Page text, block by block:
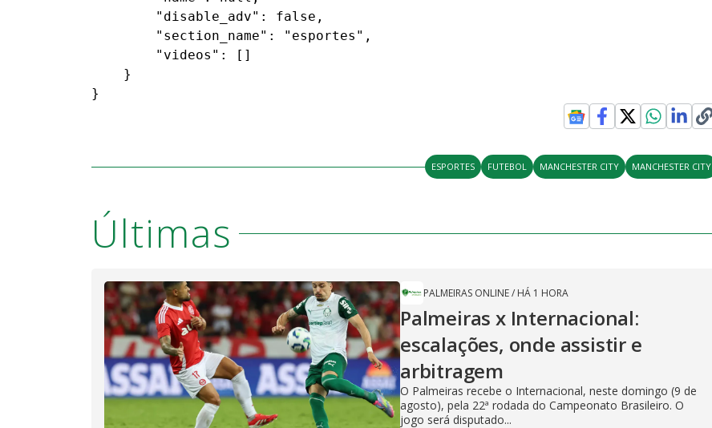
        "disable_adv": false,
        "section_name": "esportes",
        "videos": []
    }
}
ESPORTES FUTEBOL MANCHESTER CITY MANCHESTER CITY
Últimas
PALMEIRAS ONLINE/ HÁ 1 HORA
Palmeiras x Internacional:
escalações, onde assistir e
arbitragem
O Palmeiras recebe o Internacional, neste domingo (9 de
agosto), pela 22ª rodada do Campeonato Brasileiro. O
jogo será disputado...